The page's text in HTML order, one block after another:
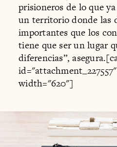
prisioneros de lo que
un territorio donde las
importantes que los
tiene que ser un lugar
diferencias”,
width="620"]